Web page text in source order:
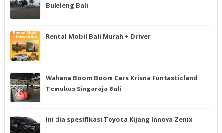
Buleleng Bali
Rental Mobil Bali Murah + Driver
Wahana Boom Boom Cars Krisna Funtasticland
Temukus Singaraja Bali
Ini dia spesifikasi Toyota Kijang Innova Zenix